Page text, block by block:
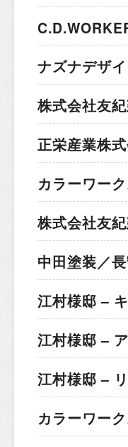
ナズナデザ
株式会社友
正栄産業株
カラーワー
株式会社友
中田塗装／
江村様邸 –
江村様邸 –
江村様邸 –
カラーワー